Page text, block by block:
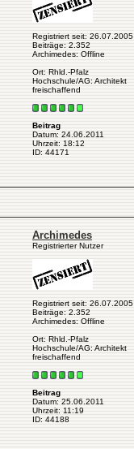
Registriert seit: 26.07.2005
Beiträge: 2.352
Archimedes: Offline
Ort: Rhld.-Pfalz
Hochschule/AG: Architekt
freischaffend
Beitrag
Datum: 24.06.2011
Uhrzeit: 18:12
ID: 44171
Archimedes
Registrierter Nutzer
Registriert seit: 26.07.2005
Beiträge: 2.352
Archimedes: Offline
Ort: Rhld.-Pfalz
Hochschule/AG: Architekt
freischaffend
Beitrag
Datum: 25.06.2011
Uhrzeit: 11:19
ID: 44188